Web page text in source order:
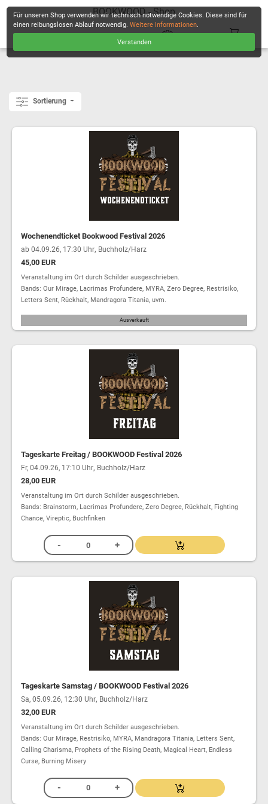
BOOKWOOD - Shop
Sortierung
Wochenendticket Bookwood Festival 2026
ab 04.09.26, 17:30 Uhr, Buchholz/Harz
45,00 EUR
Veranstaltung im Ort durch Schilder ausgeschrieben.
Bands: Our Mirage, Lacrimas Profundere, MYRA, Zero Degree, Restrisiko,
Letters Sent, Rückhalt, Mandragora Titania, uvm.
Ausverkauft
Tageskarte Freitag / BOOKWOOD Festival 2026
Fr, 04.09.26, 17:10 Uhr, Buchholz/Harz
28,00 EUR
Veranstaltung im Ort durch Schilder ausgeschrieben.
Bands: Brainstorm, Lacrimas Profundere, Zero Degree, Rückhalt, Fighting
Chance, Vireptic, Buchfinken
Tageskarte Samstag / BOOKWOOD Festival 2026
Sa, 05.09.26, 12:30 Uhr, Buchholz/Harz
32,00 EUR
Veranstaltung im Ort durch Schilder ausgeschrieben.
Bands: Our Mirage, Restrisiko, MYRA, Mandragora Titania, Letters Sent,
Calling Charisma, Prophets of the Rising Death, Magical Heart, Endless
Curse, Burning Misery
Für unseren Shop verwenden wir technisch notwendige Cookies. Diese sind für
einen reibungslosen Ablauf notwendig.Weitere Informationen.
Verstanden